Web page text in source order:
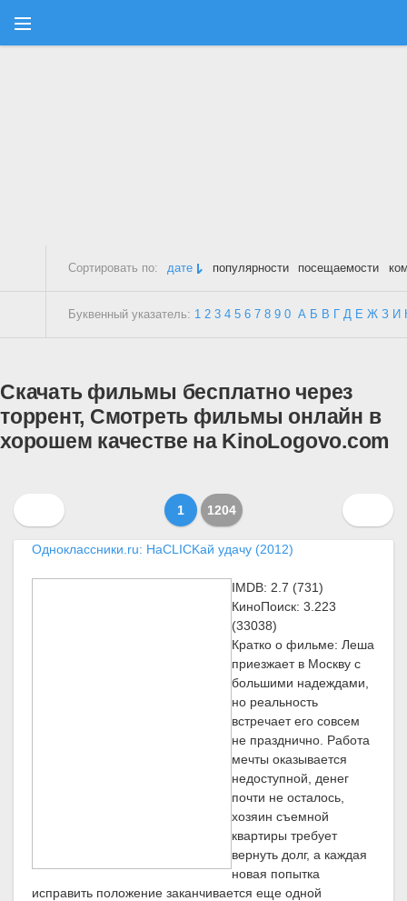
Сортировать по: дате популярности посещаемости
Буквенный указатель: 1 2 3 4 5 6 7 8 9 0 А Б В Д Е Ж З И
Скачать фильмы бесплатно через
торрент, Смотреть фильмы онлайн в
хорошем качестве на KinoLogovo.com
1 1204
Одноклассники.ru: НаCLICKай удачу (2012)
IMDB: 2.7 (731)
КиноПоиск: 3.223
(33038)
Кратко о фильме: Леша
приезжает в Москву с
большими надеждами,
но реальность
встречает его совсем
не празднично. Работа
мечты оказывается
недоступной, денег
почти не осталось,
хозяин съемной
квартиры требует
вернуть долг, а каждая
новая попытка
исправить положение заканчивается еще одной